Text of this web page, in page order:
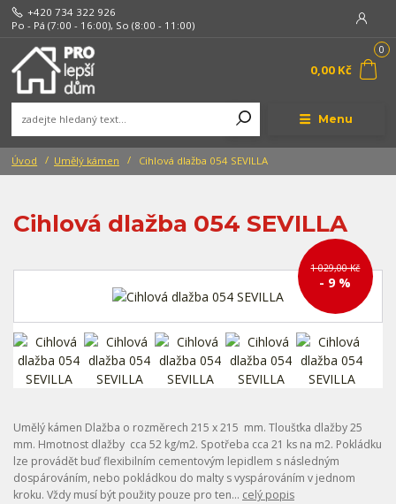
Menu
+420 734 322 926
Po - Pá (7:00 - 16:00), So (8:00 - 11:00)
0
0,00 Kč
Úvod Umělý kámen Cihlová dlažba 054 SEVILLA
Cihlová dlažba 054 SEVILLA
1 029,00 Kč
- 9 %
Umělý kámen Dlažba o rozměrech 215 x 215 mm. Tloušťka dlažby 25
mm. Hmotnost dlažby cca 52 kg/m2. Spotřeba cca 21 ks na m2. Pokládku
lze provádět buď flexibilním cementovým lepidlem s následným
dospárováním, nebo pokládkou do malty s vyspárováním v jednom
kroku. Vždy musí být použity pouze pro ten... celý popis